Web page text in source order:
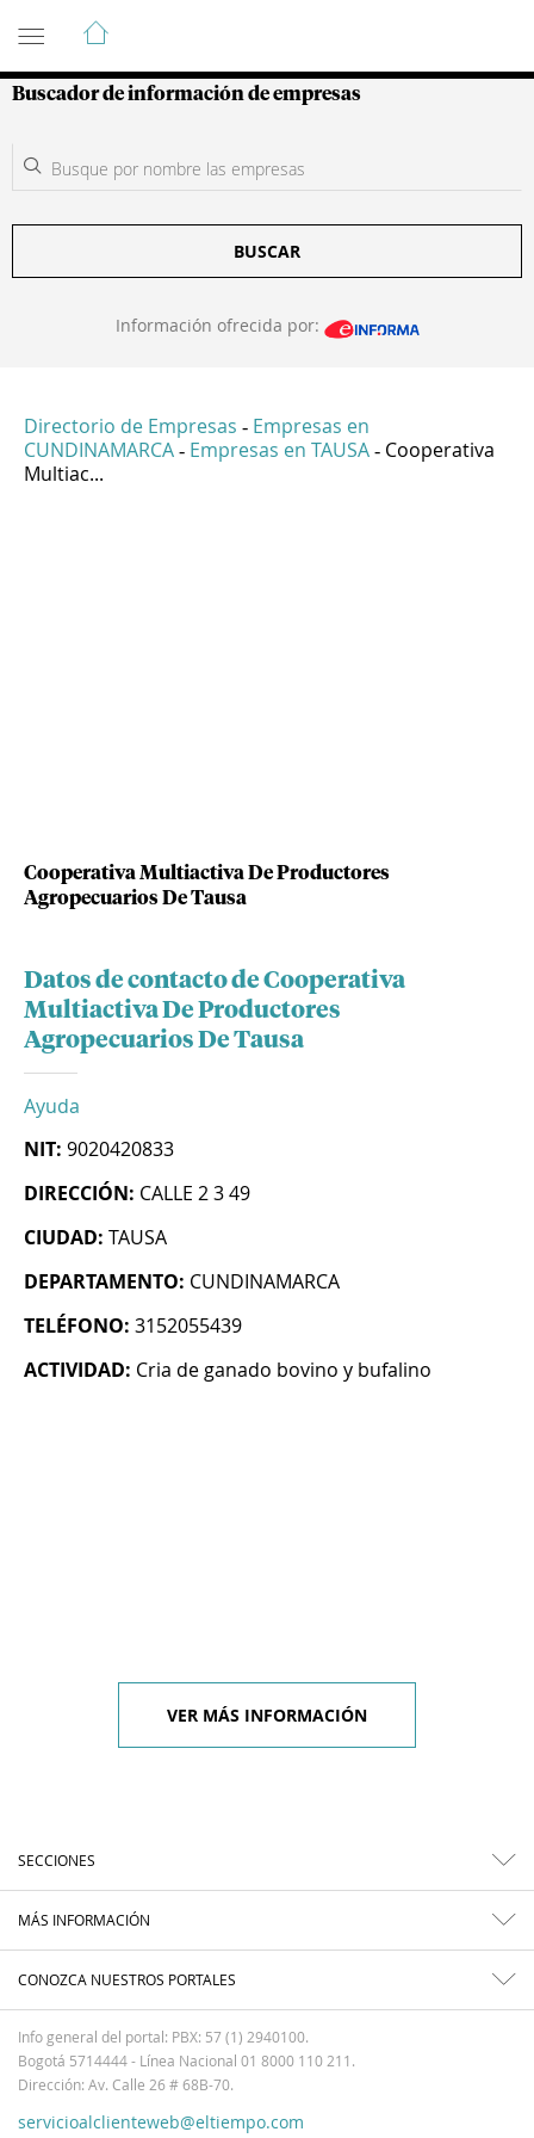
Guía de Empresas Colombianas
Buscador de información de empresas
BUSCAR
Información ofrecida por:
Directorio de Empresas - Empresas en
CUNDINAMARCA - Empresas en TAUSA - Cooperativa
Multiac...
Cooperativa Multiactiva De Productores
Agropecuarios De Tausa
Datos de contacto de Cooperativa
Multiactiva De Productores
Agropecuarios De Tausa
Ayuda
NIT: 9020420833
DIRECCIÓN: CALLE 2 3 49
CIUDAD: TAUSA
DEPARTAMENTO: CUNDINAMARCA
TELÉFONO: 3152055439
ACTIVIDAD: Cria de ganado bovino y bufalino
VER MÁS INFORMACIÓN
SECCIONES
MÁS INFORMACIÓN
CONOZCA NUESTROS PORTALES
Info general del portal: PBX: 57 (1) 2940100.
Bogotá 5714444 - Línea Nacional 01 8000 110 211.
Dirección: Av. Calle 26 # 68B-70.
servicioalclienteweb@eltiempo.com